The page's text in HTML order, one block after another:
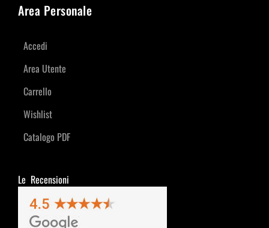
Area Personale
Accedi
Area Utente
Carrello
Wishlist
Catalogo PDF
Le Recensioni